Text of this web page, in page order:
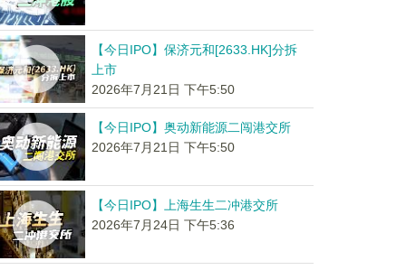
【今日IPO】保济元和[2633.HK]分拆
上市
2026年7月21日 下午5:50
【今日IPO】奥动新能源二闯港交所
2026年7月21日 下午5:50
【今日IPO】上海生生二冲港交所
2026年7月24日 下午5:36